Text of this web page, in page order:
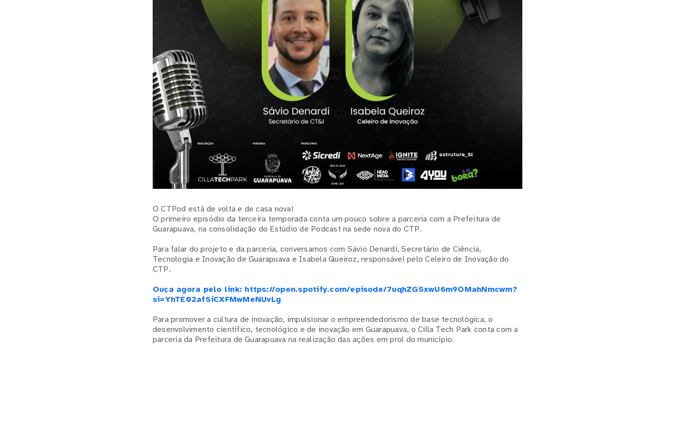
O CTPod está de volta e de casa nova!
O primeiro episódio da terceira temporada conta um pouco sobre a parceria com a Prefeitura de
Guarapuava, na consolidação do Estúdio de Podcast na sede nova do CTP.
Para falar do projeto e da parceria, conversamos com Sávio Denardi, Secretário de Ciência,
Tecnologia e Inovação de Guarapuava e Isabela Queiroz, responsável pelo Celeiro de Inovação do
CTP.
Ouça agora pelo link: https://open.spotify.com/episode/7uqhZGSxwU6m9OMahNmcwm?
si=YhTE02afSiCXFMwMeNUvLg
Para promover a cultura de inovação, impulsionar o empreendedorismo de base tecnológica, o
desenvolvimento científico, tecnológico e de inovação em Guarapuava, o Cilla Tech Park conta com a
parceria da Prefeitura de Guarapuava na realização das ações em prol do município.